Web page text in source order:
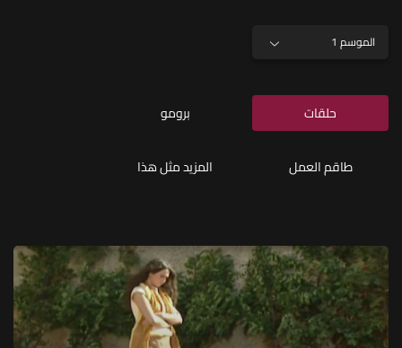
الموسم 1
حلقات برومو
طاقم العمل المزيد مثل هذا